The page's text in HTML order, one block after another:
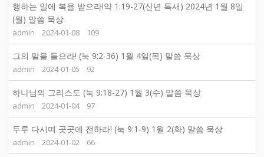
행하는 일에 복을 받으라!약 1:19-27(신년 특새) 2024년 1월 8일
(월) 말씀 묵상
admin 2024-01-08 109
그의 말을 들으라! (눅 9:2-36) 1월 4일(목) 말씀 묵상
admin 2024-01-05 92
하나님의 그리스도 (눅 9:18-27) 1월 3(수) 말씀 묵상
admin 2024-01-04 97
두루 다시며 곳곳에 전하라! (눅 9:1-9) 1월 2(화) 말씀 묵상
admin 2024-01-02 66